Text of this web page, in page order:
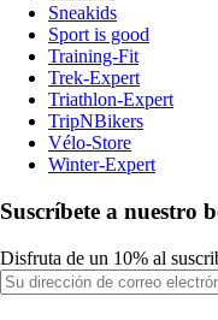
Sneakids
Sport is good
Training-Fit
Trek-Expert
Triathlon-Expert
TripNBikers
Vélo-Store
Winter-Expert
Suscríbete a nuestro
Disfruta de un 10% al